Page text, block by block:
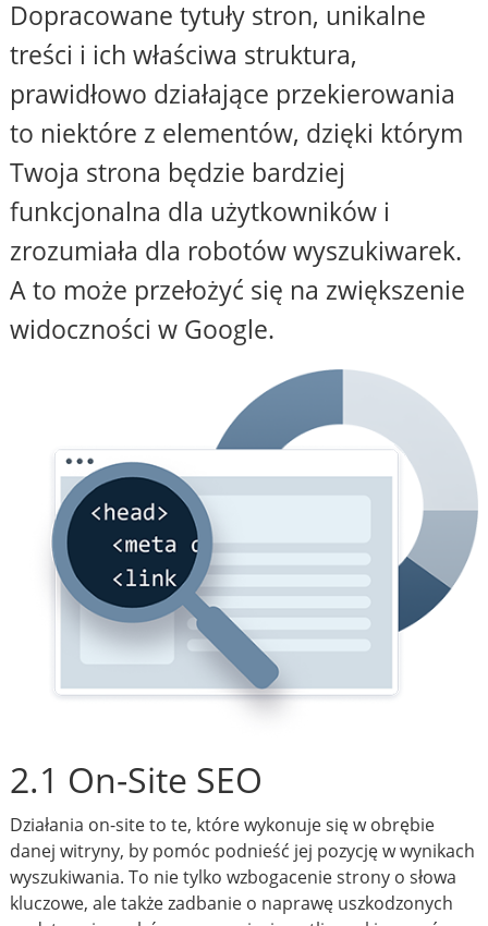
Dopracowane tytuły stron, unikalne
treści i ich właściwa struktura,
prawidłowo działające przekierowania
to niektóre z elementów, dzięki którym
Twoja strona będzie bardziej
funkcjonalna dla użytkowników i
zrozumiała dla robotów wyszukiwarek.
A to może przełożyć się na zwiększenie
widoczności w Google.
2.1 On-Site SEO
Działania on-site to te, które wykonuje się w obrębie
danej witryny, by pomóc podnieść jej pozycję w wynikach
wyszukiwania. To nie tylko wzbogacenie strony o słowa
kluczowe, ale także zadbanie o naprawę uszkodzonych